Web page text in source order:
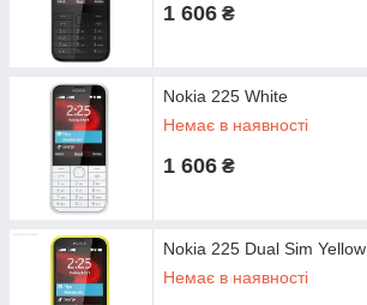
1 606 ₴
Nokia 225 White
Немає в наявності
1 606 ₴
Nokia 225 Dual Sim Yellow
Немає в наявності